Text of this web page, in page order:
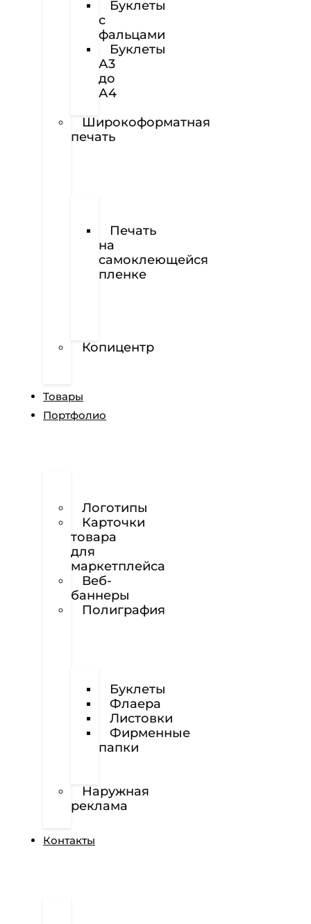
Буклеты
с
фальцами
Буклеты
А3
до
А4
Широкоформатная
печать
Печать
на
самоклеющейся
пленке
Копицентр
Товары
Портфолио
Логотипы
Карточки
товара
для
маркетплейса
Веб-
баннеры
Полиграфия
Буклеты
Флаера
Листовки
Фирменные
папки
Наружная
реклама
Контакты